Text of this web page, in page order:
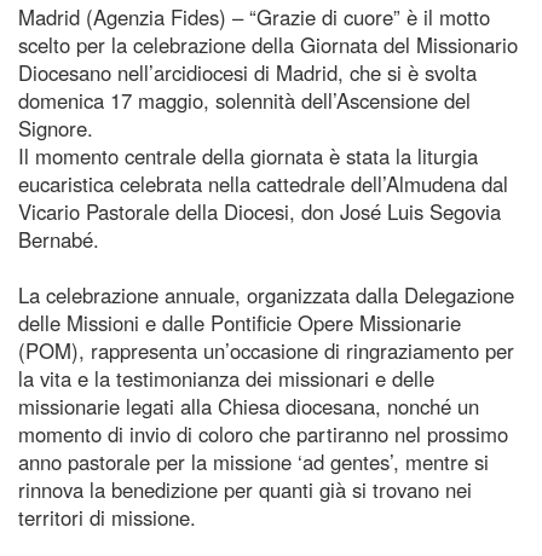
Madrid (Agenzia Fides) – “Grazie di cuore” è il motto
scelto per la celebrazione della Giornata del Missionario
Diocesano nell’arcidiocesi di Madrid, che si è svolta
domenica 17 maggio, solennità dell’Ascensione del
Signore.
Il momento centrale della giornata è stata la liturgia
eucaristica celebrata nella cattedrale dell’Almudena dal
Vicario Pastorale della Diocesi, don José Luis Segovia
Bernabé.
La celebrazione annuale, organizzata dalla Delegazione
delle Missioni e dalle Pontificie Opere Missionarie
(POM), rappresenta un’occasione di ringraziamento per
la vita e la testimonianza dei missionari e delle
missionarie legati alla Chiesa diocesana, nonché un
momento di invio di coloro che partiranno nel prossimo
anno pastorale per la missione ‘ad gentes’, mentre si
rinnova la benedizione per quanti già si trovano nei
territori di missione.